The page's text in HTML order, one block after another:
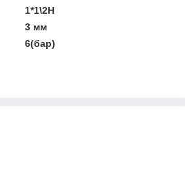
1*1\2Н
3 мм
6(бар)